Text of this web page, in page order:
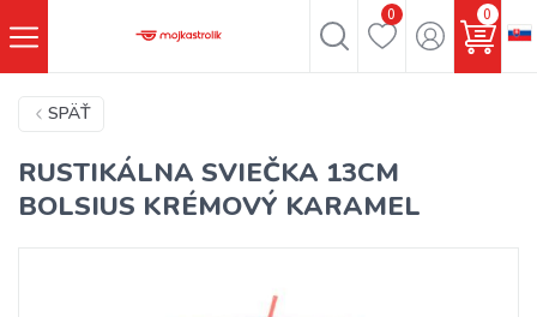
0 0
SPÄŤ
RUSTIKÁLNA SVIEČKA 13CM
BOLSIUS KRÉMOVÝ KARAMEL